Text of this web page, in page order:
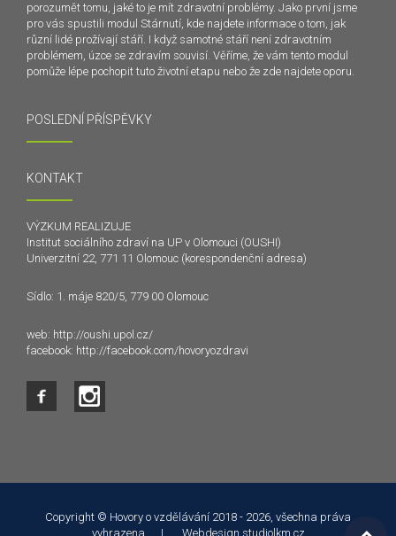
porozumět tomu, jaké to je mít zdravotní problémy. Jako první jsme
pro vás spustili modul Stárnutí, kde najdete informace o tom, jak
různí lidé prožívají stáří. I když samotné stáří není zdravotním
problémem, úzce se zdravím souvisí. Věříme, že vám tento modul
pomůže lépe pochopit tuto životní etapu nebo že zde najdete oporu.
POSLEDNÍ PŘÍSPĚVKY
KONTAKT
VÝZKUM REALIZUJE
Institut sociálního zdraví na UP v Olomouci (OUSHI)
Univerzitní 22, 771 11 Olomouc (korespondenční adresa)
Sídlo: 1. máje 820/5, 779 00 Olomouc
web: http://oushi.upol.cz/
facebook: http://facebook.com/hovoryozdravi
Copyright © Hovory o vzdělávání 2018 - 2026, všechna práva
vyhrazena. | Webdesign studiolkm.cz
souhlasíte.